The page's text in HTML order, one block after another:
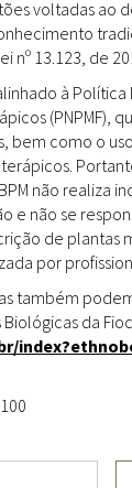
voltadas ao
nº 13.123, de
à Política
(PNPMF),
bem como o
não realiza
e não se
de plantas
por
também
da